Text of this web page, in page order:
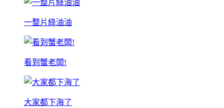
一整片綠油油
看到蟹老闆!
大家都下海了